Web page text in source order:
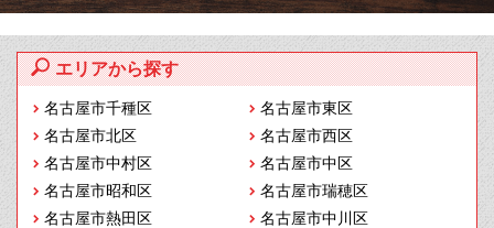
エリアから探す
名古屋市千種区
名古屋市東区
名古屋市北区
名古屋市西区
名古屋市中村区
名古屋市中区
名古屋市昭和区
名古屋市瑞穂区
名古屋市熱田区
名古屋市中川区